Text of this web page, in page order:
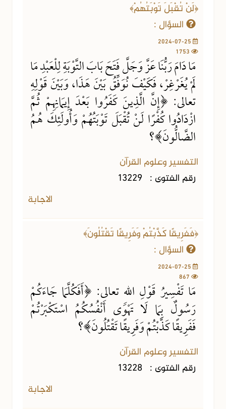
﴿لَنْ تُقْبَلَ تَوْبَتُهُمْ﴾
السؤال :
مَا دَامَ رَبُّنَا عَزَّ وَجَلَّ فَتَحَ بَابَ التَّوْبَةِ لِلْعَبْدِ مَا
لَمْ يُغَرْغِرْ، فَكَيْفَ نُوَفِّقُ بَيْنَ هَذَا، وَبَيْنَ قَوْلِهِ
تعالى: ﴿إِنَّ الَّذِينَ كَفَرُوا بَعْدَ إِيمَانِهِمْ ثُمَّ
ازْدَادُوا كُفْرًا لَنْ تُقْبَلَ تَوْبَتُهُمْ وَأُولَئِكَ هُمُ
الضَّالُّونَ﴾؟
التفسير وعلوم القرآن
رقم الفتوى : 13229
الاجابة
﴿فَفَرِيقًا كَذَّبْتُمْ وَفَرِيقًا تَقْتُلُونَ﴾
السؤال :
مَا تَفْسِيرُ قَوْلِ اللهِ تعالى: ﴿أَفَكُلَّمَا جَاءَكُمْ
رَسُولٌ بِمَا لَا تَهْوَى أَنْفُسُكُمُ اسْتَكْبَرْتُمْ
فَفَرِيقًا كَذَّبْتُمْ وَفَرِيقًا تَقْتُلُونَ﴾؟
التفسير وعلوم القرآن
رقم الفتوى : 13228
الاجابة